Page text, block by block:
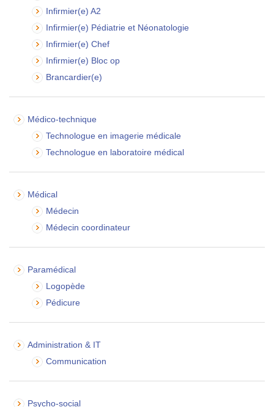
Infirmier(e) A2
Infirmier(e) Pédiatrie et Néonatologie
Infirmier(e) Chef
Infirmier(e) Bloc op
Brancardier(e)
Médico-technique
Technologue en imagerie médicale
Technologue en laboratoire médical
Médical
Médecin
Médecin coordinateur
Paramédical
Logopède
Pédicure
Administration & IT
Communication
Psycho-social